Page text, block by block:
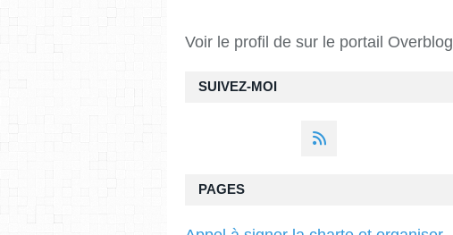
SUIVEZ-MOI
Voir le profil de sur le portail Overblog
PAGES